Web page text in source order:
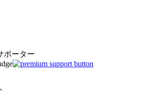
ポーター